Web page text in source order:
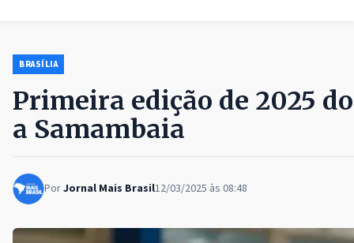
BRASÍLIA
Primeira edição de 2025
a Samambaia
PorJornal Mais Brasil12/03/2025 às 08:48